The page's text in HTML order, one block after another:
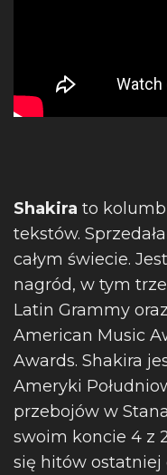
Shakira to
tekstów.
całym świecie.
nagród, w tym
Latin Grammy
American Music
Awards. Shakira
Ameryki
przebojów w
swoim koncie 4 z
się hitów ostatniej